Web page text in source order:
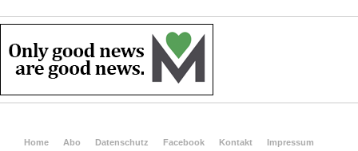
Home Abo Datenschutz Facebook Kontakt Impressum